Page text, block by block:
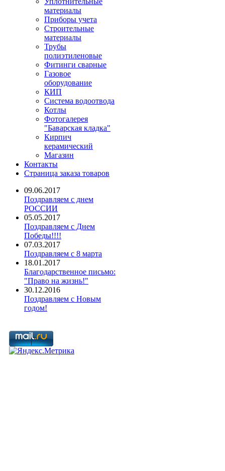
материалы
Приборы учета
Строительные
материалы
Трубы
полиэтиленовые
Фитинги сварные
Газовое
оборудование
КИП
Система водоотвода
Котлы
Фотогалерея
"Баварская кладка"
Кирпич
керамический
Магазин
Контакты
Страница заказа товаров
09.06.2017
Поздравляем с днем
РОССИИ
05.05.2017
Поздравляем с Днем
Победы!!!!
07.03.2017
Поздравляем с 8 марта
18.01.2017
Благодарственное письмо:
"Право на жизнь!"
30.12.2016
Поздравляем с Новым
годом!